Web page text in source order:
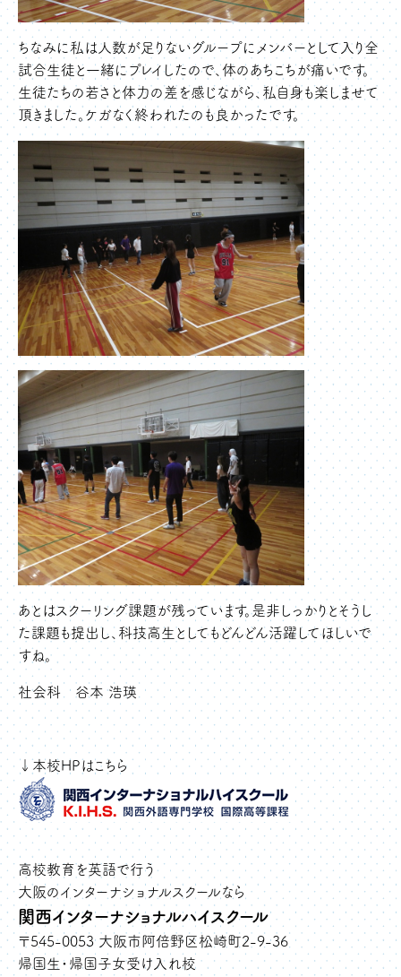
ちなみに私は人数が足りないグループにメンバーとして入り全
試合生徒と一緒にプレイしたので、体のあちこちが痛いです。
生徒たちの若さと体力の差を感じながら、私自身も楽しませて
頂きました。ケガなく終われたのも良かったです。
あとはスクーリング課題が残っています。是非しっかりとそうし
た課題も提出し、科技高生としてもどんどん活躍してほしいで
すね。
社会科 谷本 浩瑛
↓本校HPはこちら
高校教育を英語で行う
大阪のインターナショナルスクールなら
関西インターナショナルハイスクール
〒545-0053 大阪市阿倍野区松崎町2-9-36
帰国生・帰国子女受け入れ校